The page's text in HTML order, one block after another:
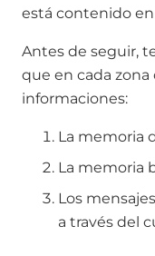
está contenido
Antes de seguir,
que en cada
informaciones:
La memoria
La memoria
Los
a través del